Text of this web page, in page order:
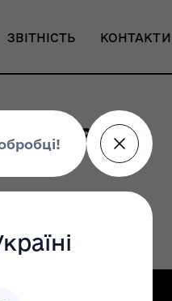
ЗВІТНІСТЬ КОНТАКТИ